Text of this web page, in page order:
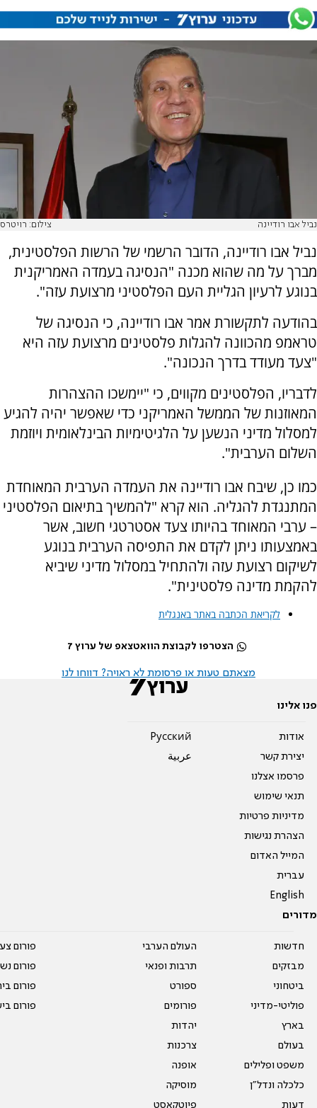
נביל אבו רודיינה צילום: רויטרס
נביל אבו רודיינה, הדובר הרשמי של הרשות הפלסטינית,
מברך על מה שהוא מכנה "הנסיגה בעמדה האמריקנית
בנוגע לרעיון הגליית העם הפלסטיני מרצועת עזה".
בהודעה לתקשורת אמר אבו רודיינה, כי הנסיגה של
טראמפ מהכוונה להגלות פלסטינים מרצועת עזה היא
"צעד מעודד בדרך הנכונה".
לדבריו, הפלסטינים מקווים, כי "יימשכו ההצהרות
המאוזנות של הממשל האמריקני כדי שאפשר יהיה להגיע
למסלול מדיני הנשען על הלגיטימיות הבינלאומית ויוזמת
השלום הערבית".
כמו כן, שיבח אבו רודיינה את העמדה הערבית המאוחדת
המתנגדת להגליה. הוא קרא "להמשיך בתיאום הפלסטיני
– ערבי המאוחד בהיותו צעד אסטרטגי חשוב, אשר
באמצעותו ניתן לקדם את התפיסה הערבית בנוגע
לשיקום רצועת עזה ולהתחיל במסלול מדיני שיביא
להקמת מדינה פלסטינית".
לקריאת הכתבה באתר באנגלית
הצטרפו לקבוצת הוואטצאפ של ערוץ 7
מצאתם טעות או פרסומת לא ראויה? דווחו לנו
פנו אלינו
אודות
יצירת קשר
פרסמו אצלנו
תנאי שימוש
מדיניות פרטיות
הצהרת נגישות
המייל האדום
עברית
English
Pусский
عربية
מדורים
חדשות
מבזקים
ביטחוני
פוליטי-מדיני
בארץ
בעולם
משפט ופלילים
כלכלה ונדל"ן
דעות
העולם הערבי
תרבות ופנאי
ספורט
פורומים
יהדות
צרכנות
אופנה
מוסיקה
פיוטקאסט
פורום
פורום
פורום
פורום